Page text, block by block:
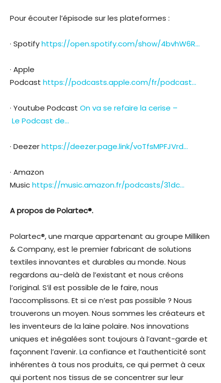
Pour écouter l’épisode sur les plateformes :
· ⁠Spotify⁠https://open.spotify.com/show/4bvhW6R…
⁠· ⁠Apple
Podcast⁠ https://podcasts.apple.com/fr/podcast…
· ⁠Youtube Podcast⁠ On va se refaire la cerise –
Le Podcast de…
· ⁠Deezer⁠https://deezer.page.link/voTfsMPFJVrd…
· ⁠Amazon
Music⁠https://music.amazon.fr/podcasts/31dc…
A propos de Polartec®.
Polartec®, une marque appartenant au groupe Milliken
& Company, est le premier fabricant de solutions
textiles innovantes et durables au monde. Nous
regardons au-delà de l’existant et nous créons
l’original. S’il est possible de le faire, nous
l’accomplissons. Et si ce n’est pas possible ? Nous
trouverons un moyen. Nous sommes les créateurs et
les inventeurs de la laine polaire. Nos innovations
uniques et inégalées sont toujours à l’avant-garde et
façonnent l’avenir. La confiance et l’authenticité sont
inhérentes à tous nos produits, ce qui permet à ceux
qui portent nos tissus de se concentrer sur leur